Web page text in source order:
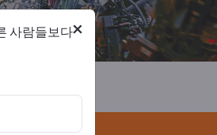
×
사람들보다